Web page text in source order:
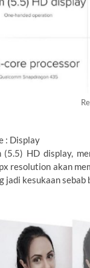
: Display
(5.5) HD display,
resolution akan
jadi kesukaan